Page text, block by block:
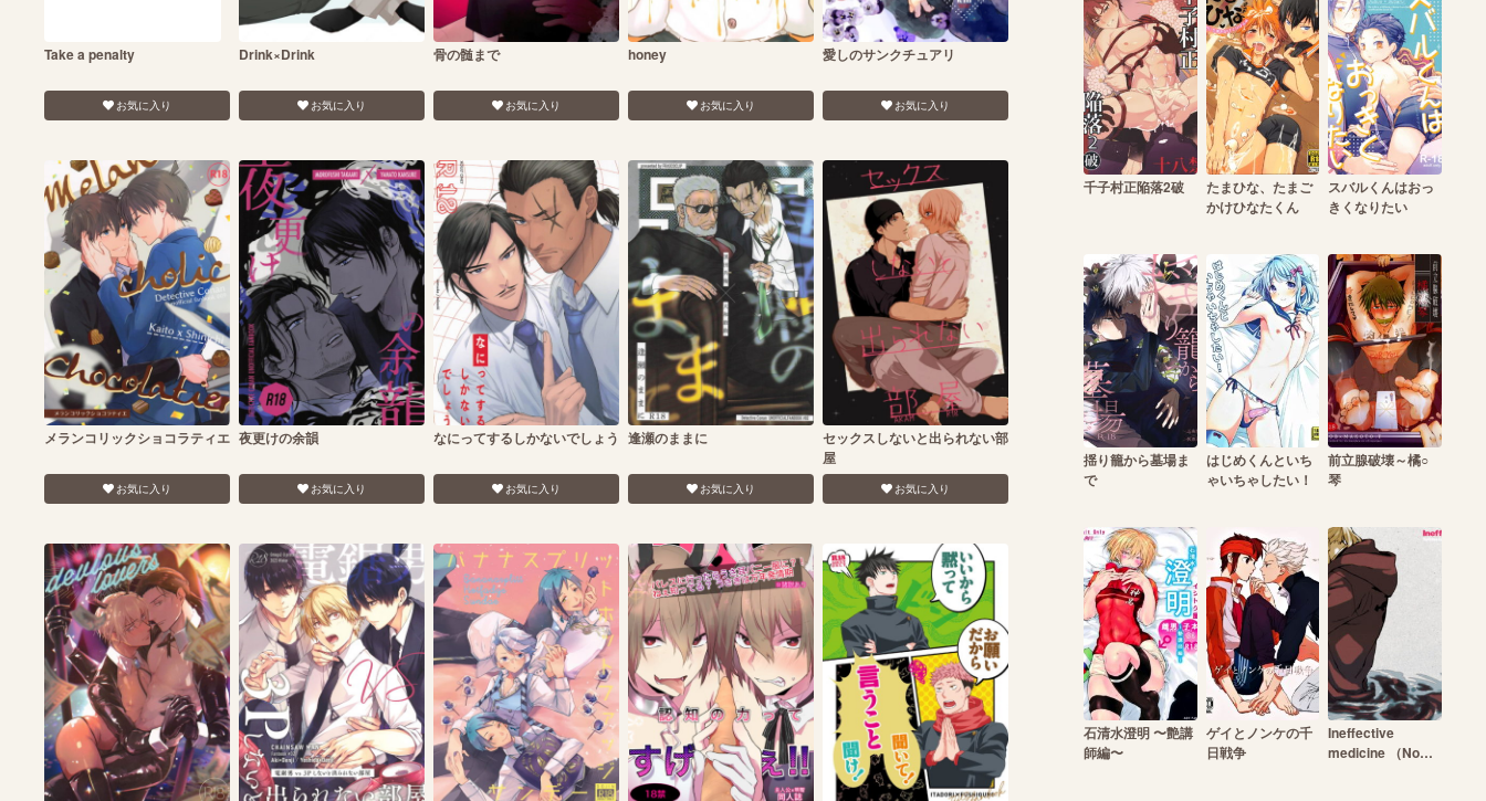
Take a penalty
お気に入り
Drink×Drink
お気に入り
骨の髄まで
お気に入り
honey
お気に入り
愛しのサンクチュアリ
お気に入り
メランコリックショコラティエ
お気に入り
夜更けの余韻
お気に入り
なにってするしかないでしょう
お気に入り
逢瀬のままに
お気に入り
セックスしないと出られない部
屋
お気に入り
千子村正陥落2破
たまひな、たまご
かけひなたくん
スバルくんはおっ
きくなりたい
揺り籠から墓場ま
で
はじめくんといち
ゃいちゃしたい！
前立腺破壊～橘○
琴
石清水澄明 〜艶講
師編〜
ゲイとノンケの千
日戦争
Ineffective
medicine （No